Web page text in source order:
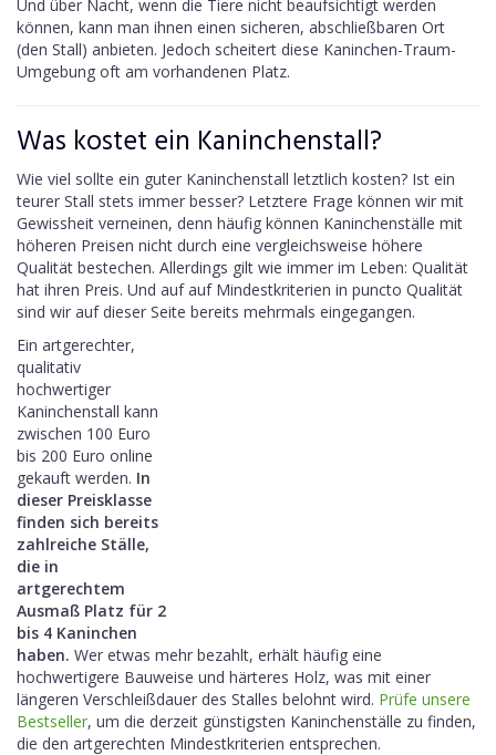
Und über Nacht, wenn die Tiere nicht beaufsichtigt werden
können, kann man ihnen einen sicheren, abschließbaren Ort
(den Stall) anbieten. Jedoch scheitert diese Kaninchen-Traum-
Umgebung oft am vorhandenen Platz.
Was kostet ein Kaninchenstall?
Wie viel sollte ein guter Kaninchenstall letztlich kosten? Ist ein
teurer Stall stets immer besser? Letztere Frage können wir mit
Gewissheit verneinen, denn häufig können Kaninchenställe mit
höheren Preisen nicht durch eine vergleichsweise höhere
Qualität bestechen. Allerdings gilt wie immer im Leben: Qualität
hat ihren Preis. Und auf auf Mindestkriterien in puncto Qualität
sind wir auf dieser Seite bereits mehrmals eingegangen.
Ein artgerechter,
qualitativ
hochwertiger
Kaninchenstall kann
zwischen 100 Euro
bis 200 Euro online
gekauft werden. In
dieser Preisklasse
finden sich bereits
zahlreiche Ställe,
die in
artgerechtem
Ausmaß Platz für 2
bis 4 Kaninchen
haben. Wer etwas mehr bezahlt, erhält häufig eine
hochwertigere Bauweise und härteres Holz, was mit einer
längeren Verschleißdauer des Stalles belohnt wird. Prüfe unsere
Bestseller, um die derzeit günstigsten Kaninchenställe zu finden,
die den artgerechten Mindestkriterien entsprechen.